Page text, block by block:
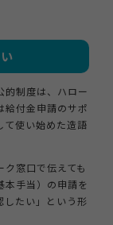
的制度は、ハロー
給付金申請のサポ
て使い始めた造語
窓口で伝えても
本手当）の申請を
したい」という形